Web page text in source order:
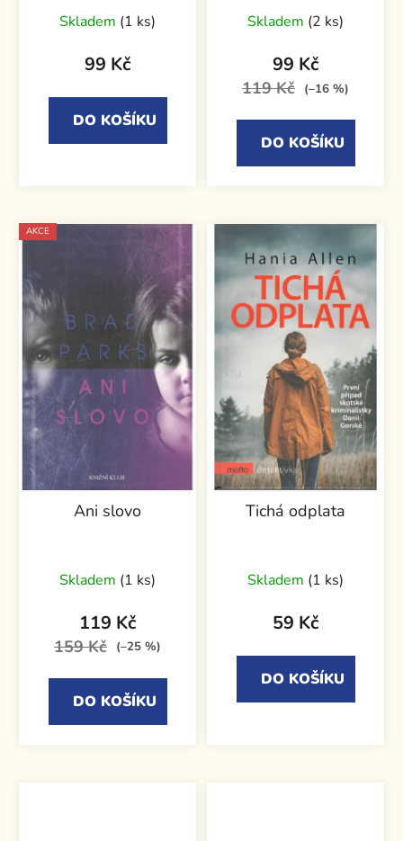
Skladem (1 ks)
99 Kč
DO KOŠÍKU
Skladem (2 ks)
99 Kč
119 Kč (–16 %)
DO KOŠÍKU
AKCE
Ani slovo
Skladem (1 ks)
119 Kč
159 Kč (–25 %)
DO KOŠÍKU
Tichá odplata
Skladem (1 ks)
59 Kč
DO KOŠÍKU